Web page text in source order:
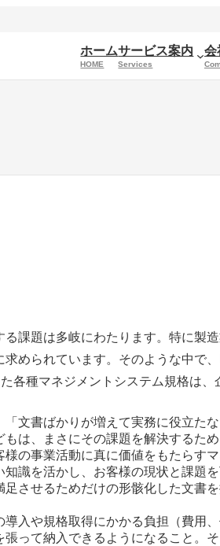
ホーム
HOME
サービス案内
Services
会
課題は多岐にわたります。特に製
められています。そのような中で、
各種マネジメントシステム規格は
文書ばかりが増えて実務に役立た
は、まさにその課題を解決するため
の事業活動に真に価値をもたらす
識を活かし、お客様の現状と課題
させるためだけの形骸化した文書
入や規格取得にかかる負担（費用
って納入できるようになること。